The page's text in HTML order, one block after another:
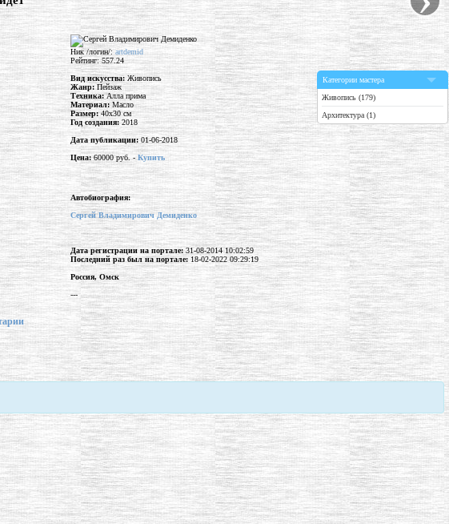
Ник /логин/:artdemid
Рейтинг: 557.24
Вид искусства:Живопись
Жанр:Пейзаж
Техника:Алла прима
Материал:Масло
Размер:40x30 см
Год создания:2018
Дата публикации:01-06-2018
Цена:60000 руб. -Купить
Категории мастера
Живопись (179)
Архитектура (1)
Автобиография:
Сергей Владимирович Демиденко
Дата регистрации на портале:31-08-2014 10:02:59
Последний раз был на портале: 18-02-2022 09:29:19
Россия, Омск
---